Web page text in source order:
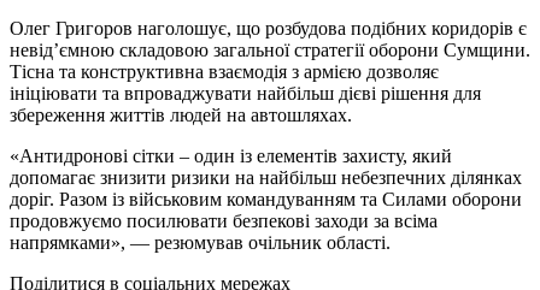
Олег Григоров наголошує, що розбудова подібних коридорів є
невід’ємною складовою загальної стратегії оборони Сумщини.
Тісна та конструктивна взаємодія з армією дозволяє
ініціювати та впроваджувати найбільш дієві рішення для
збереження життів людей на автошляхах.
«Антидронові сітки – один із елементів захисту, який
допомагає знизити ризики на найбільш небезпечних ділянках
доріг. Разом із військовим командуванням та Силами оборони
продовжуємо посилювати безпекові заходи за всіма
напрямками», — резюмував очільник області.
Поділитися в соціальних мережах